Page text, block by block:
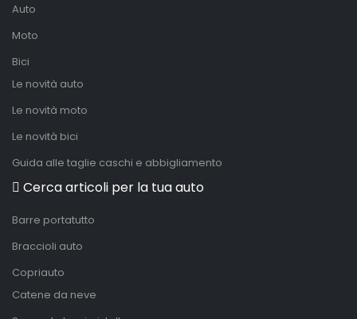
Auto
Moto
Bici
Le novità auto
Le novità moto
Le novità bici
Guida alle taglie caschi e abbigliamento
Cerca articoli per la tua auto
Barre portatutto
Braccioli auto
Copriauto
Catene da neve